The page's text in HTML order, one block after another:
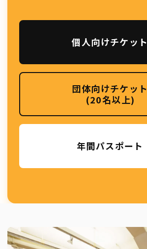
個人向けチケット
団体向けチケット
(20名以上)
年間パスポート